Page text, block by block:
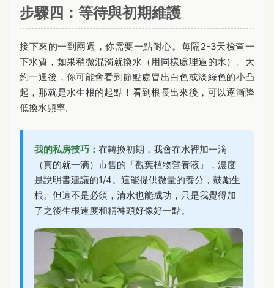
步驟四：等待與初期維護
接下來的一到兩週，你需要一點耐心。每隔2-3天檢查一
下水質，如果稍微混濁就換水（用同樣處理過的水）。大
約一週後，你可能會看到節點處冒出白色或淡綠色的小凸
起，那就是水生根的起點！看到根長出來後，可以逐漸降
低換水頻率。
我的私房技巧：在轉換初期，我會在水裡加一滴
（真的就一滴）市售的「觀葉植物營養液」，濃度
是說明書建議的1/4。這能提供微量的養分，鼓勵生
根。但這不是必須，清水也能成功，只是我覺得加
了之後生根速度和精神頭好像好一點。